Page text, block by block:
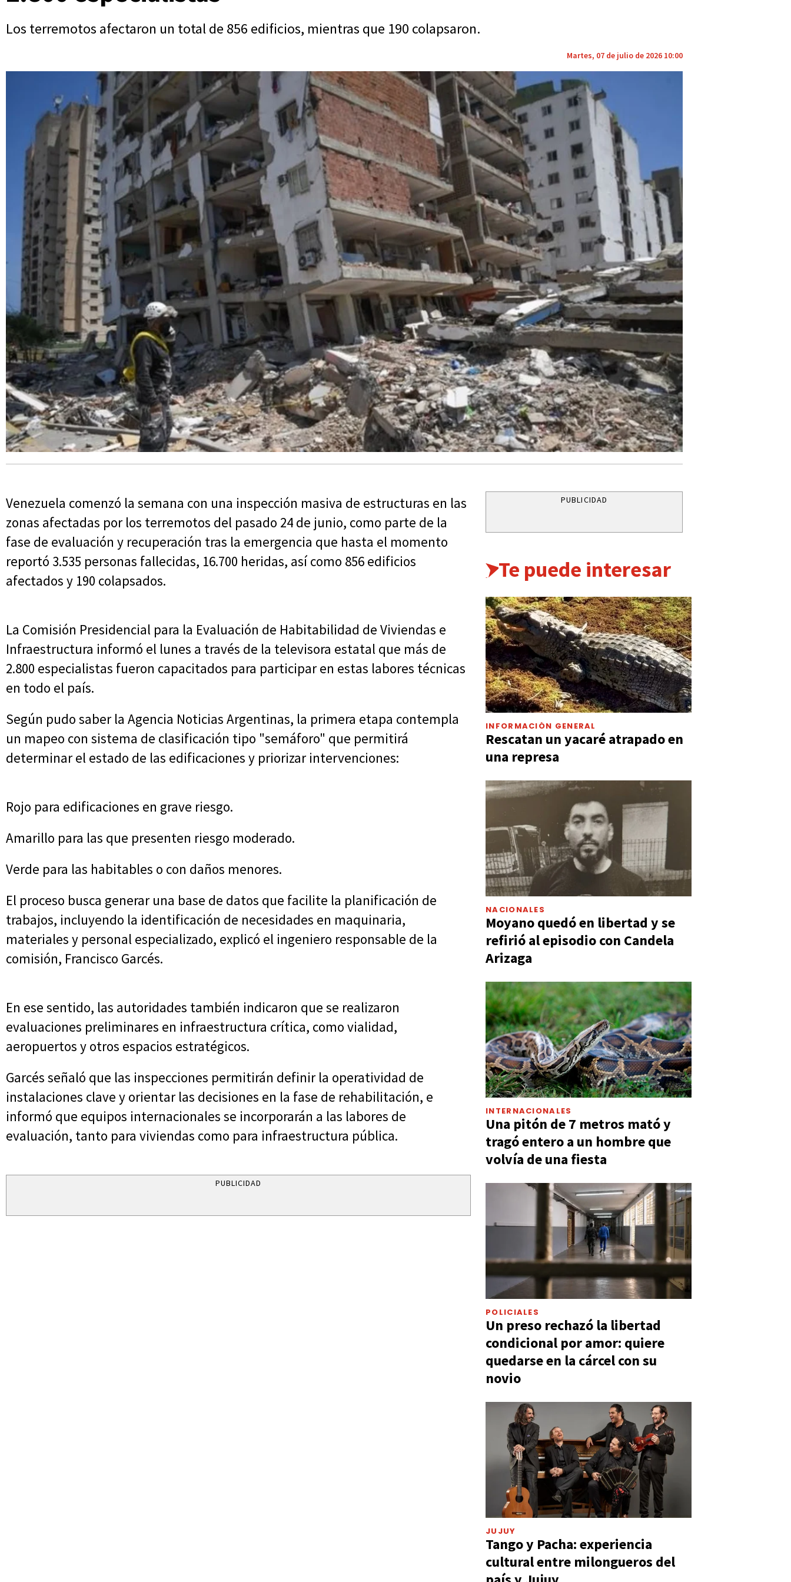
Los terremotos afectaron un total de 856 edificios, mientras que 190 colapsaron.
Martes, 07 de julio de 2026 10:00
Venezuela comenzó la semana con una inspección masiva de estructuras en las
zonas afectadas por los terremotos del pasado 24 de junio, como parte de la
fase de evaluación y recuperación tras la emergencia que hasta el momento
reportó 3.535 personas fallecidas, 16.700 heridas, así como 856 edificios
afectados y 190 colapsados.
La Comisión Presidencial para la Evaluación de Habitabilidad de Viviendas e
Infraestructura informó el lunes a través de la televisora estatal que más de
2.800 especialistas fueron capacitados para participar en estas labores técnicas
en todo el país.
Según pudo saber la Agencia Noticias Argentinas, la primera etapa contempla
un mapeo con sistema de clasificación tipo "semáforo" que permitirá
determinar el estado de las edificaciones y priorizar intervenciones:
Rojo para edificaciones en grave riesgo.
Amarillo para las que presenten riesgo moderado.
Verde para las habitables o con daños menores.
El proceso busca generar una base de datos que facilite la planificación de
trabajos, incluyendo la identificación de necesidades en maquinaria,
materiales y personal especializado, explicó el ingeniero responsable de la
comisión, Francisco Garcés.
En ese sentido, las autoridades también indicaron que se realizaron
evaluaciones preliminares en infraestructura crítica, como vialidad,
aeropuertos y otros espacios estratégicos.
Garcés señaló que las inspecciones permitirán definir la operatividad de
instalaciones clave y orientar las decisiones en la fase de rehabilitación, e
informó que equipos internacionales se incorporarán a las labores de
evaluación, tanto para viviendas como para infraestructura pública.
PUBLICIDAD
PUBLICIDAD
Te puede interesar
INFORMACIÓN GENERAL
Rescatan un yacaré atrapado en
una represa
NACIONALES
Moyano quedó en libertad y se
refirió al episodio con Candela
Arizaga
INTERNACIONALES
Una pitón de 7 metros mató y
tragó entero a un hombre que
volvía de una fiesta
POLICIALES
Un preso rechazó la libertad
condicional por amor: quiere
quedarse en la cárcel con su
novio
JUJUY
Tango y Pacha: experiencia
cultural entre milongueros del